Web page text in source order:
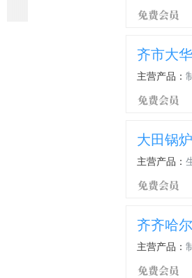
齐市大
主营产品：
大田锅
主营产品：
齐齐哈
主营产品：